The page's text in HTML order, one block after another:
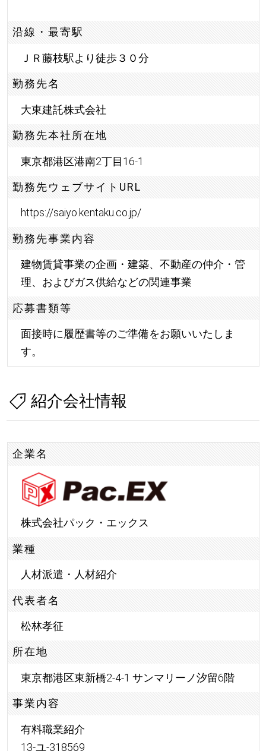
沿線・最寄駅
ＪＲ藤枝駅より徒歩３０分
勤務先名
大東建託株式会社
勤務先本社所在地
東京都港区港南2丁目16-1
勤務先ウェブサイトURL
https://saiyo.kentaku.co.jp/
勤務先事業内容
建物賃貸事業の企画・建築、不動産の仲介・管
理、およびガス供給などの関連事業
応募書類等
面接時に履歴書等のご準備をお願いいたしま
す。
紹介会社情報
企業名
株式会社パック・エックス
業種
人材派遣・人材紹介
代表者名
松林孝征
所在地
東京都港区東新橋2-4-1 サンマリーノ汐留6階
事業内容
有料職業紹介
13-ユ-318569